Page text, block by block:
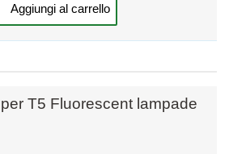
Aggiungi al carrello
T5 Fluorescent lampade